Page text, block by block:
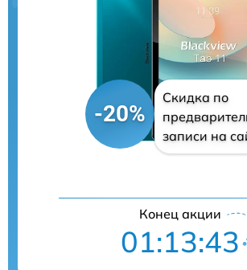
-20%
Скидка по
записи на
Конец акции
01:13:42